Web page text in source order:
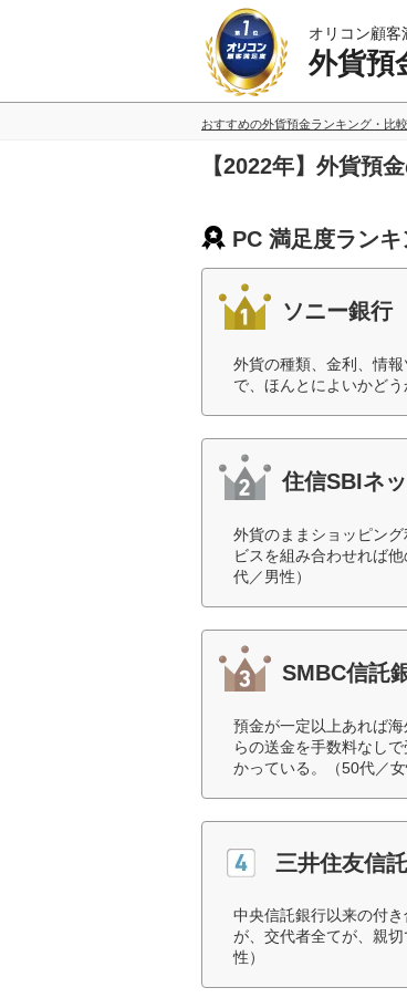
オリコン顧客
外貨預
おすすめの外貨預金ランキング・比較
【2022年】外貨預
PC 満足度ランキ
ソニー銀行
外貨の種類、金利、情
で、ほんとによいかど
住信SBIネ
外貨のままショッピン
ビスを組み合わせれば
代／男性）
SMBC信託
預金が一定以上あれば
らの送金を手数料なし
かっている。（50代／女
三井住友信
中央信託銀行以来の付
が、交代者全てが、親
性）